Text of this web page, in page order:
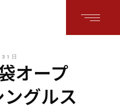
日
オープ
グルス